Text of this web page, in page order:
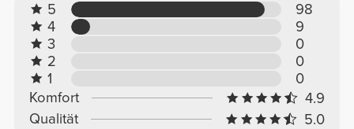
5
98
4
9
3
0
2
0
1
0
Komfort
4.9
Qualität
5.0